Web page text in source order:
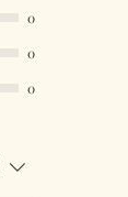
0
0
0